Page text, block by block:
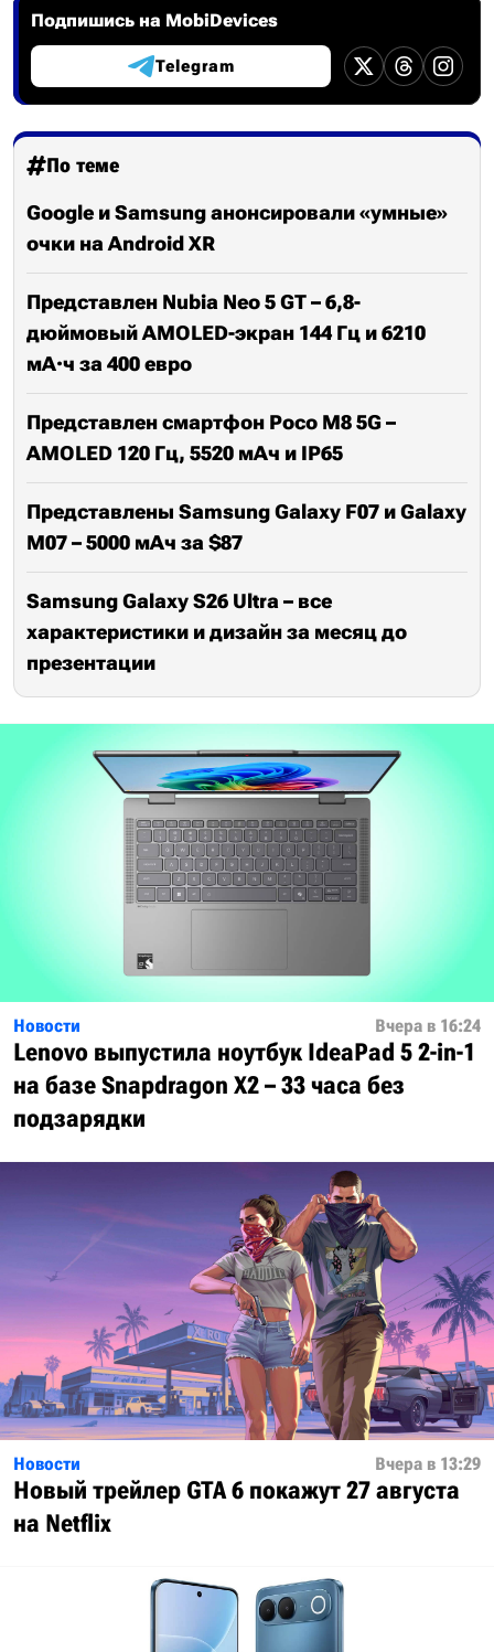
Подпишись на MobiDevices
Telegram
По теме
Google и Samsung анонсировали «умные»
очки на Android XR
Представлен Nubia Neo 5 GT – 6,8-
дюймовый AMOLED-экран 144 Гц и 6210
мА·ч за 400 евро
Представлен смартфон Poco M8 5G –
AMOLED 120 Гц, 5520 мАч и IP65
Представлены Samsung Galaxy F07 и Galaxy
M07 – 5000 мАч за $87
Samsung Galaxy S26 Ultra – все
характеристики и дизайн за месяц до
презентации
Новости Вчера в 16:24
Lenovo выпустила ноутбук IdeaPad 5 2-in-1
на базе Snapdragon X2 – 33 часа без
подзарядки
Новости Вчера в 13:29
Новый трейлер GTA 6 покажут 27 августа
на Netflix